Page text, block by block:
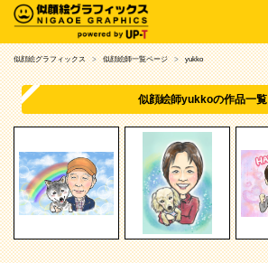
似顔絵グラフィックス 似顔絵師一覧ページ yukko
似顔絵師yukkoの作品一覧